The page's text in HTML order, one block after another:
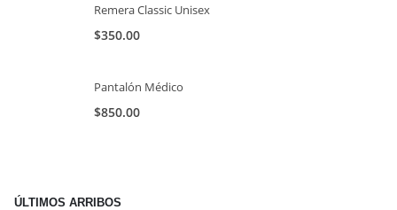
Remera Classic Unisex
$350.00
Pantalón Médico
$850.00
ÚLTIMOS ARRIBOS